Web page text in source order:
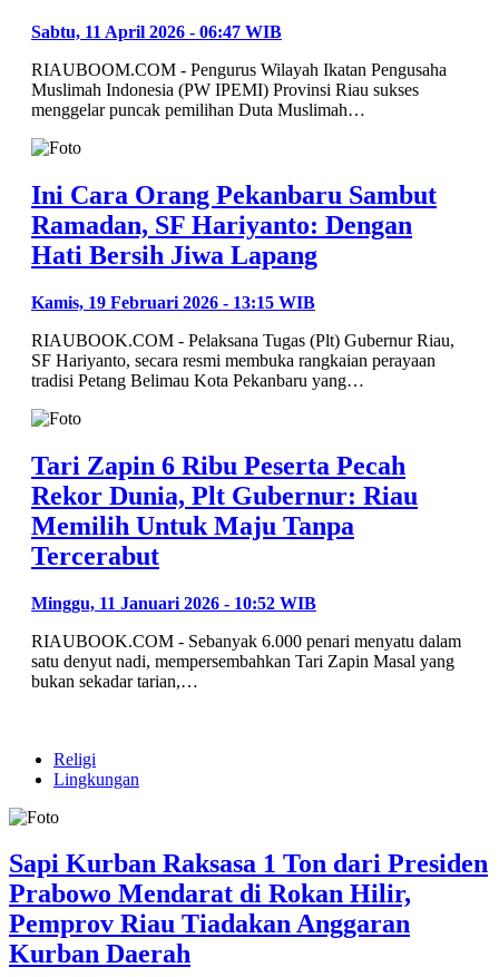
Sabtu, 11 April 2026 - 06:47 WIB
RIAUBOOM.COM - Pengurus Wilayah Ikatan Pengusaha
Muslimah Indonesia (PW IPEMI) Provinsi Riau sukses
menggelar puncak pemilihan Duta Muslimah…
Ini Cara Orang Pekanbaru Sambut
Ramadan, SF Hariyanto: Dengan
Hati Bersih Jiwa Lapang
Kamis, 19 Februari 2026 - 13:15 WIB
RIAUBOOK.COM - Pelaksana Tugas (Plt) Gubernur Riau,
SF Hariyanto, secara resmi membuka rangkaian perayaan
tradisi Petang Belimau Kota Pekanbaru yang…
Tari Zapin 6 Ribu Peserta Pecah
Rekor Dunia, Plt Gubernur: Riau
Memilih Untuk Maju Tanpa
Tercerabut
Minggu, 11 Januari 2026 - 10:52 WIB
RIAUBOOK.COM - Sebanyak 6.000 penari menyatu dalam
satu denyut nadi, mempersembahkan Tari Zapin Masal yang
bukan sekadar tarian,…
Religi
Lingkungan
Sapi Kurban Raksasa 1 Ton dari Presiden
Prabowo Mendarat di Rokan Hilir,
Pemprov Riau Tiadakan Anggaran
Kurban Daerah